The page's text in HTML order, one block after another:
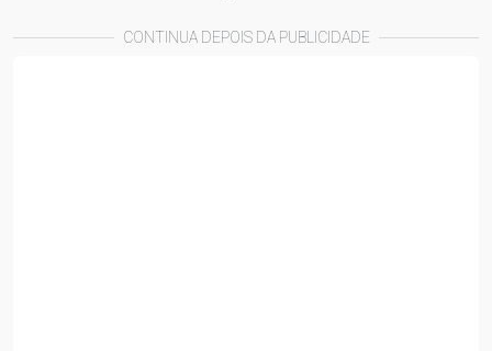
CONTINUA DEPOIS DA PUBLICIDADE